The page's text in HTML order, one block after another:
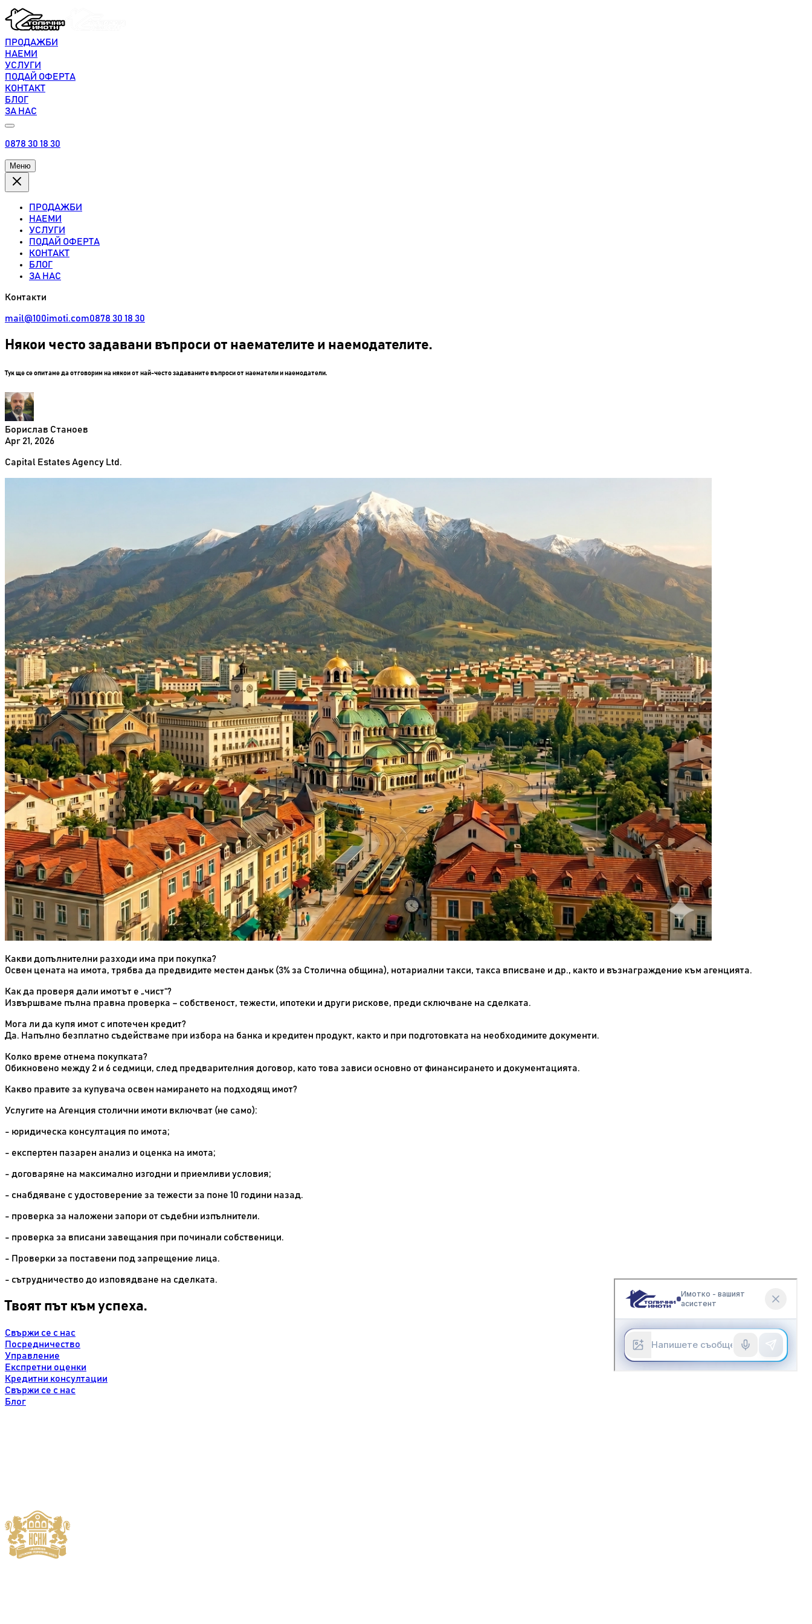
ПРОДАЖБИ
НАЕМИ
УСЛУГИ
ПОДАЙ ОФЕРТА
КОНТАКТ
БЛОГ
ЗА НАС
0878 30 18 30
Меню
ПРОДАЖБИ
НАЕМИ
УСЛУГИ
ПОДАЙ ОФЕРТА
КОНТАКТ
БЛОГ
ЗА НАС
Контакти
mail@100imoti.com0878 30 18 30
Някои често задавани въпроси от наемателите и наемодателите.
Тук ще се опитаме да отговорим на някои от най-често задаваните въпроси от наематели и наемодатели.
Борислав Станоев
Apr 21, 2026
Capital Estates Agency Ltd.
Какви допълнителни разходи има при покупка?
Освен цената на имота, трябва да предвидите местен данък (3% за Столична община), нотариални такси, такса вписване и др., както и възнаграждение към агенцията.
Как да проверя дали имотът е „чист“?
Извършваме пълна правна проверка – собственост, тежести, ипотеки и други рискове, преди сключване на сделката.
Мога ли да купя имот с ипотечен кредит?
Да. Напълно безплатно съдействаме при избора на банка и кредитен продукт, както и при подготовката на необходимите документи.
Колко време отнема покупката?
Обикновено между 2 и 6 седмици, след предварителния договор, като това зависи основно от финансирането и документацията.
Какво правите за купувача освен намирането на подходящ имот?
Услугите на Агенция столични имоти включват (не само):
- юридическа консултация по имота;
- експертен пазарен анализ и оценка на имота;
- договаряне на максимално изгодни и приемливи условия;
- снабдяване с удостоверение за тежести за поне 10 години назад.
- проверка за наложени запори от съдебни изпълнители.
- проверка за вписани завещания при починали собственици.
- Проверки за поставени под запрещение лица.
- сътрудничество до изповядване на сделката.
Твоят път към успеха.
Свържи се с нас
Посредничество
Управление
Експретни оценки
Кредитни консултации
Свържи се с нас
Блог